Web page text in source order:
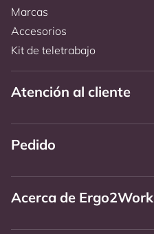
Marcas
Accesorios
Kit de teletrabajo
Atención al cliente
Pedido
Acerca de Ergo2Work